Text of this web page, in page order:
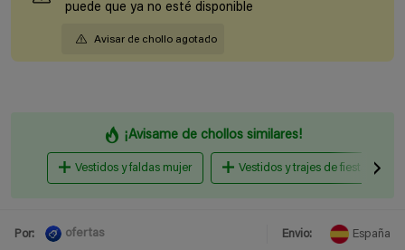
puede que ya no esté disponible
Avisar de chollo agotado
¡Avisame de chollos similares!
Vestidos y faldas mujer Vestidos y trajes de fiesta mujer
Por: ofertas Envio: España